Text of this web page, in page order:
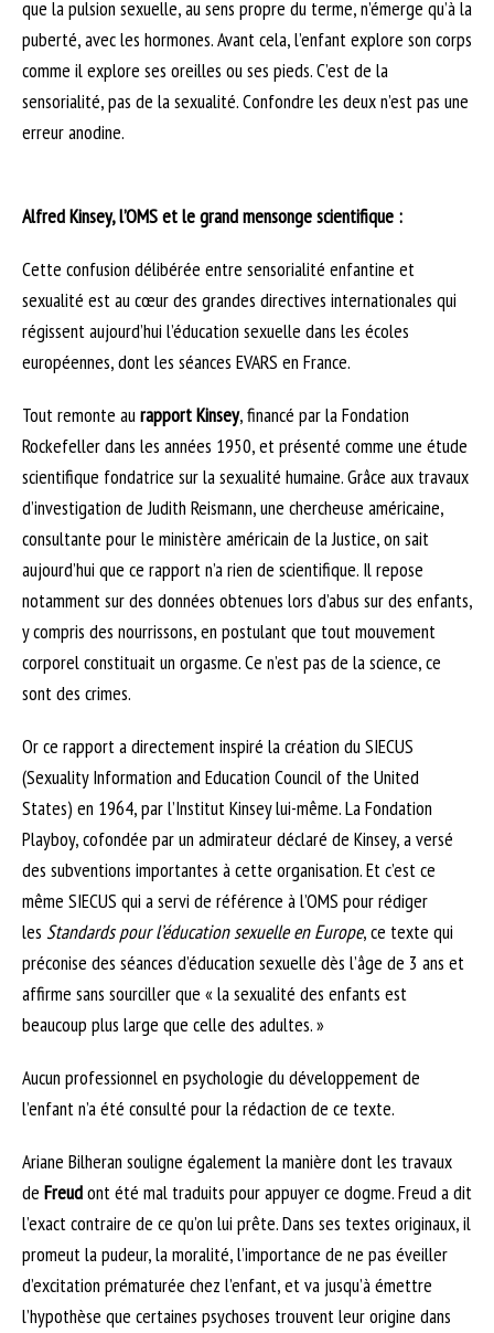
que la pulsion sexuelle, au sens propre du terme, n’émerge qu’à la
puberté, avec les hormones. Avant cela, l’enfant explore son corps
comme il explore ses oreilles ou ses pieds. C’est de la
sensorialité, pas de la sexualité. Confondre les deux n’est pas une
erreur anodine.
Alfred Kinsey, l’OMS et le grand mensonge scientifique :
Cette confusion délibérée entre sensorialité enfantine et
sexualité est au cœur des grandes directives internationales qui
régissent aujourd’hui l’éducation sexuelle dans les écoles
européennes, dont les séances EVARS en France.
Tout remonte aurapport Kinsey, financé par la Fondation
Rockefeller dans les années 1950, et présenté comme une étude
scientifique fondatrice sur la sexualité humaine. Grâce aux travaux
d’investigation de Judith Reismann, une chercheuse américaine,
consultante pour le ministère américain de la Justice, on sait
aujourd’hui que ce rapport n’a rien de scientifique. Il repose
notamment sur des données obtenues lors d’abus sur des enfants,
y compris des nourrissons, en postulant que tout mouvement
corporel constituait un orgasme. Ce n’est pas de la science, ce
sont des crimes.
Or ce rapport a directement inspiré la création du SIECUS
(Sexuality Information and Education Council of the United
States) en 1964, par l’Institut Kinsey lui-même. La Fondation
Playboy, cofondée par un admirateur déclaré de Kinsey, a versé
des subventions importantes à cette organisation. Et c’est ce
même SIECUS qui a servi de référence à l’OMS pour rédiger
les Standards pour l’éducation sexuelle en Europe, ce texte qui
préconise des séances d’éducation sexuelle dès l’âge de 3 ans et
affirme sans sourciller que « la sexualité des enfants est
beaucoup plus large que celle des adultes. »
Aucun professionnel en psychologie du développement de
l’enfant n’a été consulté pour la rédaction de ce texte.
Ariane Bilheran souligne également la manière dont les travaux
de Freudont été mal traduits pour appuyer ce dogme. Freud a dit
l’exact contraire de ce qu’on lui prête. Dans ses textes originaux, il
promeut la pudeur, la moralité, l’importance de ne pas éveiller
d’excitation prématurée chez l’enfant, et va jusqu’à émettre
l’hypothèse que certaines psychoses trouvent leur origine dans